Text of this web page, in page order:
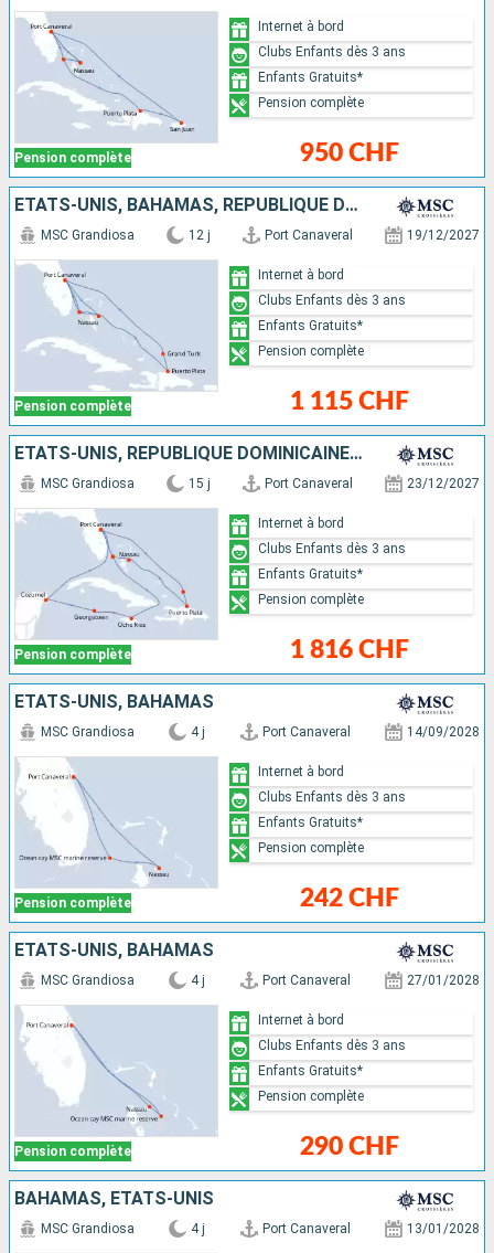
Pension complète 950 CHF
Internet à bord
Clubs Enfants dès 3 ans
Enfants Gratuits*
Pension complète
ÉTATS-UNIS, BAHAMAS, RÉPUBLIQUE DOMINICAINE, ÎLES TURQUES-ET-CAÏQUES
Pension complète
MSC Grandiosa 12 j Port Canaveral 19/12/2027
1 115 CHF
Internet à bord
Clubs Enfants dès 3 ans
Enfants Gratuits*
Pension complète
ÉTATS-UNIS, RÉPUBLIQUE DOMINICAINE, ÎLES TURQUES-ET-CAÏQUES, BAHAMAS, JAMAÏQUE, CAÏMANS (ÎLES), MEXIQUE
Pension complète
MSC Grandiosa 15 j Port Canaveral 23/12/2027
1 816 CHF
Internet à bord
Clubs Enfants dès 3 ans
Enfants Gratuits*
Pension complète
ÉTATS-UNIS, BAHAMAS
Pension complète
MSC Grandiosa 4 j Port Canaveral 14/09/2028
242 CHF
Internet à bord
Clubs Enfants dès 3 ans
Enfants Gratuits*
Pension complète
ÉTATS-UNIS, BAHAMAS
Pension complète
MSC Grandiosa 4 j Port Canaveral 27/01/2028
290 CHF
Internet à bord
Clubs Enfants dès 3 ans
Enfants Gratuits*
Pension complète
BAHAMAS, ÉTATS-UNIS
MSC Grandiosa 4 j Port Canaveral 13/01/2028